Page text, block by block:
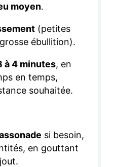
moyen.
(petites
ébullition).
à 4 minutes, en
en temps,
souhaitée.
si besoin,
en gouttant